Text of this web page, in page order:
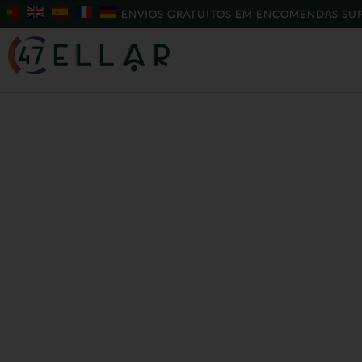
Skip
to
content
ENVIOS GRATUITOS EM ENCOMENDAS